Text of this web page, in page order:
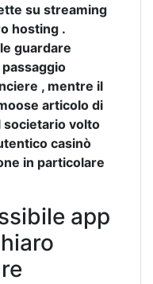
su streaming
hosting .
guardare
, mentre il
articolo di
volto
casinò
in particolare
app